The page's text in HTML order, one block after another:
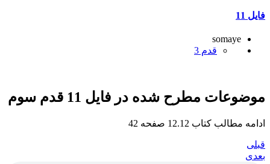
فایل 11
somaye
قدم 3
موضوعات مطرح شده در فایل 11 قدم سوم
ادامه مطالب کتاب 12.12 صفحه 42
قبلی
بعدی